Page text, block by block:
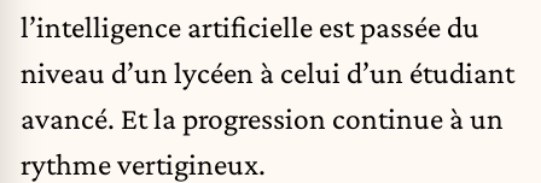
l’intelligence artificielle est passée du
niveau d’un lycéen à celui d’un étudiant
avancé. Et la progression continue à un
rythme vertigineux.